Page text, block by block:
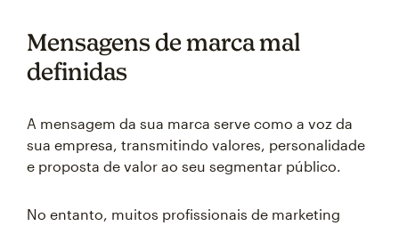
Mensagens de marca mal
definidas
A mensagem da sua marca serve como a voz da
sua empresa, transmitindo valores, personalidade
e proposta de valor ao seu segmentar público.
No entanto, muitos profissionais de marketing